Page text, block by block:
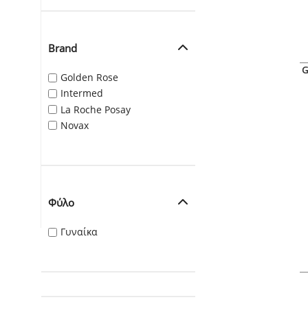
Brand
Golden Rose
Intermed
La Roche Posay
Novax
Φύλο
Γυναίκα